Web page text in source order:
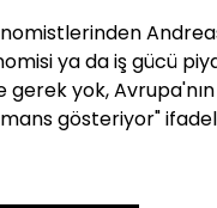
ya da iş gücü
gerek yok,
gösteriyor"